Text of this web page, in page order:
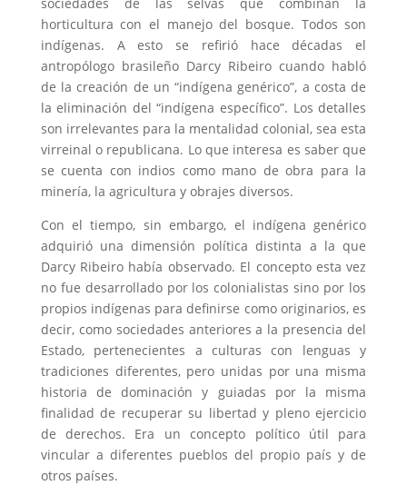
horticultura con el manejo del bosque. Todos son
indígenas. A esto se refirió hace décadas el
antropólogo brasileño Darcy Ribeiro cuando habló
de la creación de un “indígena genérico”, a costa de
la eliminación del “indígena específico”. Los detalles
son irrelevantes para la mentalidad colonial, sea esta
virreinal o republicana. Lo que interesa es saber que
se cuenta con indios como mano de obra para la
minería, la agricultura y obrajes diversos.
Con el tiempo, sin embargo, el indígena genérico
adquirió una dimensión política distinta a la que
Darcy Ribeiro había observado. El concepto esta vez
no fue desarrollado por los colonialistas sino por los
propios indígenas para definirse como originarios, es
decir, como sociedades anteriores a la presencia del
Estado, pertenecientes a culturas con lenguas y
tradiciones diferentes, pero unidas por una misma
historia de dominación y guiadas por la misma
finalidad de recuperar su libertad y pleno ejercicio
de derechos. Era un concepto político útil para
vincular a diferentes pueblos del propio país y de
otros países.